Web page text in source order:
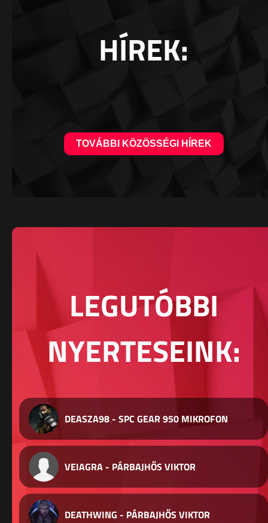
HÍREK:
TOVÁBBI KÖZÖSSÉGI HÍREK
LEGUTÓBBI
NYERTESEINK:
DEASZA98 - SPC GEAR 950 MIKROFON
VEIAGRA - PÁRBAJHŐS VIKTOR
DEATHWING - PÁRBAJHŐS VIKTOR